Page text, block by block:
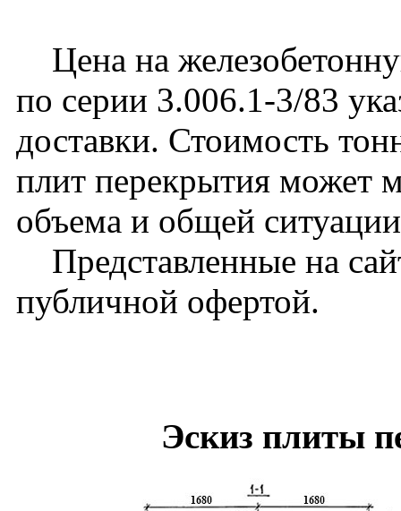
Цена на
по серии 3.006.1-3/83
доставки. Стоимость
плит перекрытия может
объема и общей
Представленные на
публичной офертой.
Эскиз плиты